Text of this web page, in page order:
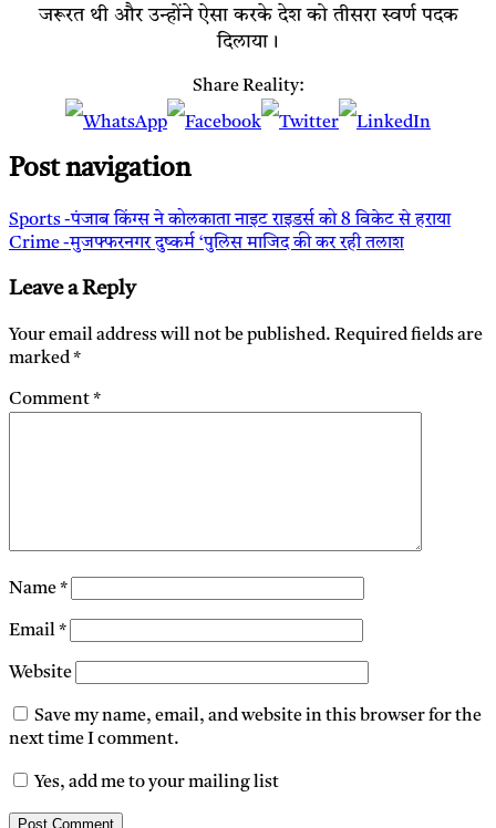
जरूरत थी और उन्होंने ऐसा करके देश को तीसरा स्वर्ण पदक
दिलाया।
Share Reality:
Post navigation
Sports -पंजाब किंग्स ने कोलकाता नाइट राइडर्स को 8 विकेट से हराया
Crime -मुजफ्फरनगर दुष्कर्म ‘पुलिस माजिद की कर रही तलाश
Leave a Reply
Your email address will not be published. Required fields are
marked*
Comment*
Name*
Email*
Website
Save my name, email, and website in this browser for the
next time I comment.
Yes, add me to your mailing list